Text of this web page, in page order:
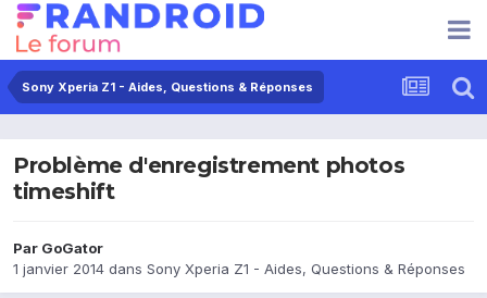
Sony Xperia Z1 - Aides, Questions & Réponses
Problème d'enregistrement photos
timeshift
Par GoGator
1 janvier 2014 dans Sony Xperia Z1 - Aides, Questions & Réponses